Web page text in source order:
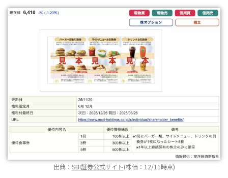
出典： SBI証券公式サイト(株価：12/11時点)